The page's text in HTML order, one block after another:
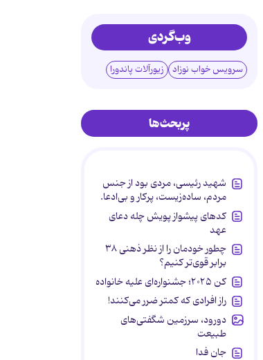
وب‌گردی
سرویس خواب نوزاد زیورآلات پاندورا
پربحث‌ها
شهید رئیسی، مردی بود از جنس
مردم، ساده‌زیست، پرکار و بی‌ادعا.
کدهای پیشواز پویش چله دعای
عهد
چطور خودمان را از نظر ذهنی ۳۸
برابر قوی‌تر کنیم؟
کن ۲۰۲۵؛ جشنواره‌ای علیه خانواده
راز افرادی که کمتر ضرر می‌کنند!
دورود، سرزمین شگفتی‌های
طبیعت
جان فدا